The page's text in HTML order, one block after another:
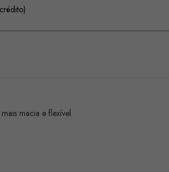
macia e flexível.